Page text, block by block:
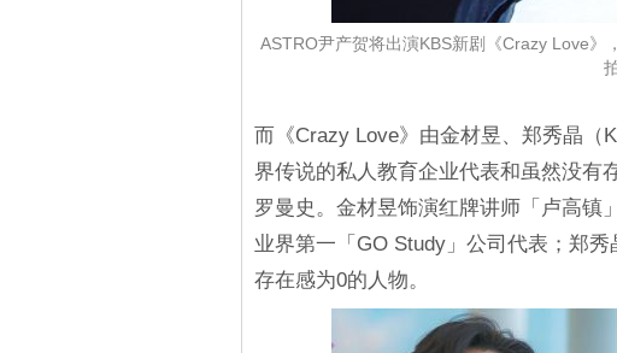
ASTRO尹产贺将出演KBS新剧《Crazy Love
而《Crazy Love》由金材昱、郑秀晶（
界传说的私人教育企业代表和虽然没有
罗曼史。金材昱饰演红牌讲师「卢高镇
业界第一「GO Study」公司代表；郑
存在感为0的人物。